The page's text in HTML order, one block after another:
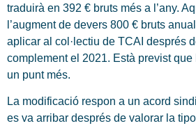
traduirà en 392 € bruts més a l’any.
l’augment de devers 800 € bruts
aplicar al col·lectiu de TCAI després
complement el 2021. Està previst que
un punt més.
La modificació respon a un acord
es va arribar després de valorar la